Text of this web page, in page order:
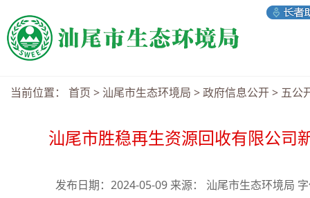
当前位置： 首页 > 汕尾市生态环境局 >政府信息公开> 五公
汕尾市胜稳再生资源回收有限公司
发布日期：2024-05-09 来源： 汕尾市生态环境局